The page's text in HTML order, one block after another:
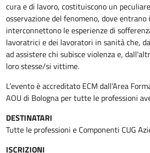
cura e di lavoro, costituiscono un
osservazione del fenomeno, dove entrano
interconnettono le esperienze di
lavoratrici e dei lavoratori in sanità che,
ad assistere chi subisce violenza e,
loro stesse/si vittime.
L’evento è accreditato ECM dall’Area
AOU di Bologna per tutte le professioni
DESTINATARI
Tutte le professioni e Componenti CUG
ISCRIZIONI